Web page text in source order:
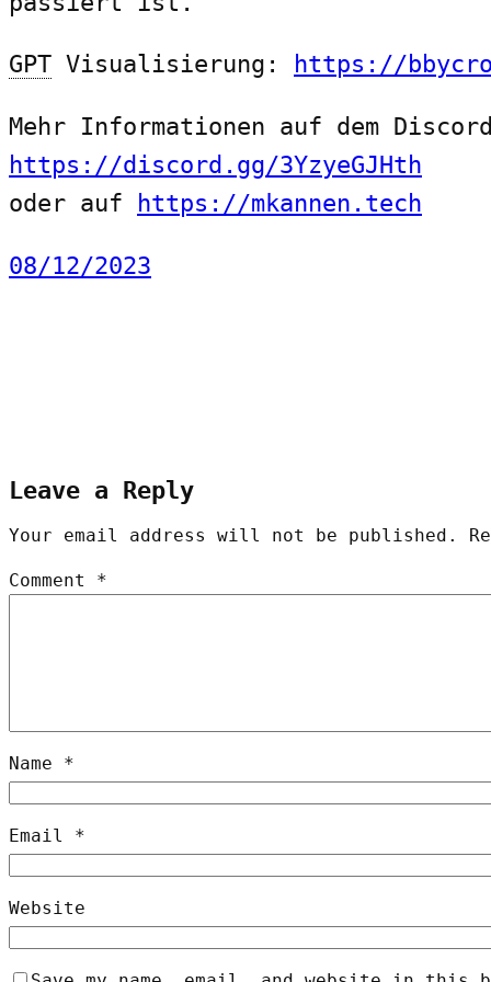
GPT Visualisierung: https://
Mehr Informationen auf dem
https://discord.gg/3YzyeGJHth
oder auf
https://mkannen.tech
08/12/2023
Leave a Reply
Your email address will not be published.
Comment *
Name *
Email *
Website